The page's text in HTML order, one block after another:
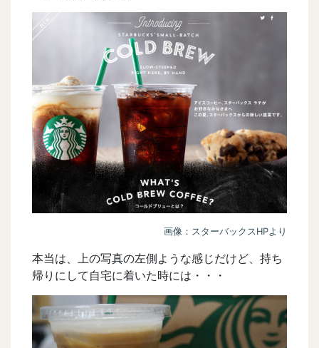
画像：スターバックスHPより
本当は、上の写真の左側ような感じだけど、持ち
帰りにして自宅に着いた時には・・・